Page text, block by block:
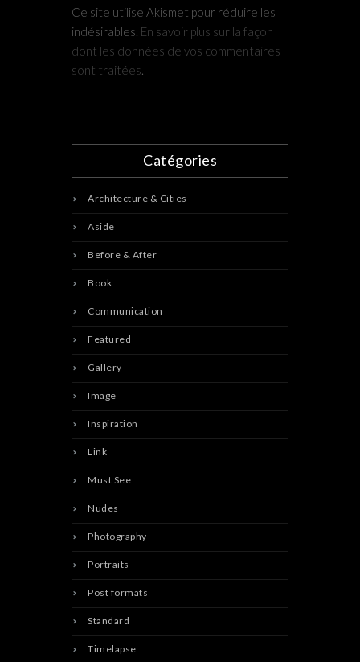
Ce site utilise Akismet pour réduire les
indésirables. En savoir plus sur la façon
dont les données de vos commentaires
sont traitées.
Catégories
Architecture & Cities
Aside
Before & After
Book
Communication
Featured
Gallery
Image
Inspiration
Link
Must See
Nudes
Photography
Portraits
Post formats
Standard
Timelapse